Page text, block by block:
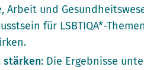
Arbeit und
für LSBTIQA*-
stärken: Die Ergebnisse